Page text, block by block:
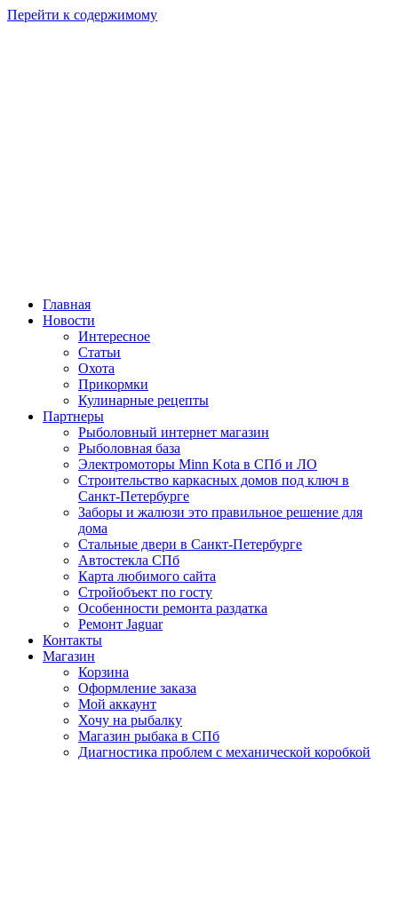
Перейти к содержимому
Главная
Новости
Интересное
Статьи
Охота
Прикормки
Кулинарные рецепты
Партнеры
Рыболовный интернет магазин
Рыболовная база
Электромоторы Minn Kota в СПб и ЛО
Строительство каркасных домов под ключ в
Санкт-Петербурге
Заборы и жалюзи это правильное решение для
дома
Стальные двери в Санкт-Петербурге
Автостекла СПб
Карта любимого сайта
Стройобъект по госту
Особенности ремонта раздатка
Ремонт Jaguar
Контакты
Магазин
Корзина
Оформление заказа
Мой аккаунт
Хочу на рыбалку
Магазин рыбака в СПб
Диагностика проблем с механической коробкой